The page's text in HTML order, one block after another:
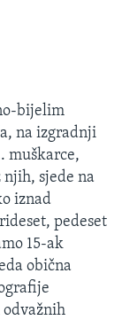
bijelim
na izgradnji
muškarce,
sjede na
iznad
pedeset
15-ak
obična